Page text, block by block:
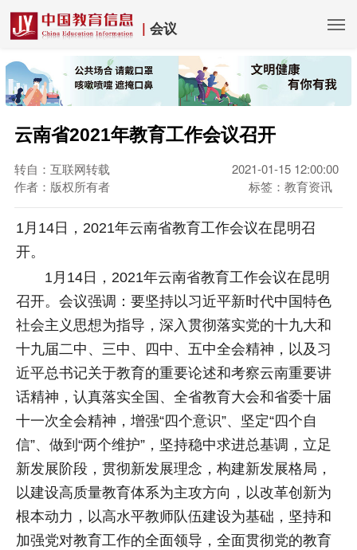
|会议
云南省2021年教育工作会议召开
转自：互联网转载
2021-01-15 12:00:00
作者：版权所有者
标签：教育资讯
1月14日，2021年云南省教育工作会议在昆明召
开。
1月14日，2021年云南省教育工作会议在昆明
召开。会议强调：要坚持以习近平新时代中国特色
社会主义思想为指导，深入贯彻落实党的十九大和
十九届二中、三中、四中、五中全会精神，以及习
近平总书记关于教育的重要论述和考察云南重要讲
话精神，认真落实全国、全省教育大会和省委十届
十一次全会精神，增强“四个意识”、坚定“四个自
信”、做到“两个维护”，坚持稳中求进总基调，立足
新发展阶段，贯彻新发展理念，构建新发展格局，
以建设高质量教育体系为主攻方向，以改革创新为
根本动力，以高水平教师队伍建设为基础，坚持和
加强党对教育工作的全面领导，全面贯彻党的教育